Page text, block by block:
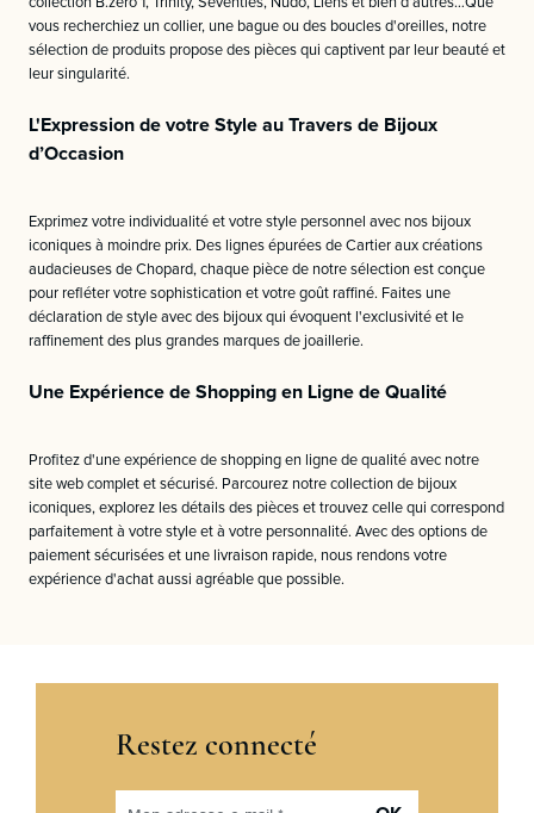
vous recherchiez un collier, une bague ou des boucles d'oreilles, notre
sélection de produits propose des pièces qui captivent par leur beauté et
leur singularité.
L'Expression de votre Style au Travers de Bijoux
d’Occasion
Exprimez votre individualité et votre style personnel avec nos bijoux
iconiques à moindre prix. Des lignes épurées de Cartier aux créations
audacieuses de Chopard, chaque pièce de notre sélection est conçue
pour refléter votre sophistication et votre goût raffiné. Faites une
déclaration de style avec des bijoux qui évoquent l'exclusivité et le
raffinement des plus grandes marques de joaillerie.
Une Expérience de Shopping en Ligne de Qualité
Profitez d'une expérience de shopping en ligne de qualité avec notre
site web complet et sécurisé. Parcourez notre collection de bijoux
iconiques, explorez les détails des pièces et trouvez celle qui correspond
parfaitement à votre style et à votre personnalité. Avec des options de
paiement sécurisées et une livraison rapide, nous rendons votre
expérience d'achat aussi agréable que possible.
Restez connecté